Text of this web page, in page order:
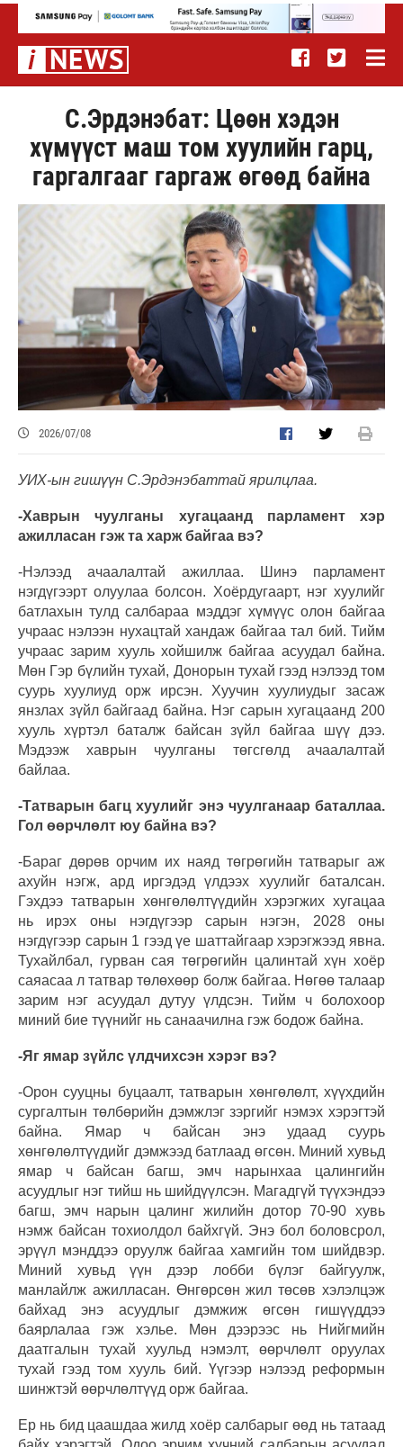
С.Эрдэнэбат: Цөөн хэдэн
хүмүүст маш том хуулийн гарц,
гаргалгааг гаргаж өгөөд байна
2026/07/08
УИХ-ын гишүүн С.Эрдэнэбаттай ярилцлаа.
-Хаврын чуулганы хугацаанд парламент хэр
ажилласан гэж та харж байгаа вэ?
-Нэлээд ачаалалтай ажиллаа. Шинэ парламент
нэгдүгээрт олуулаа болсон. Хоёрдугаарт, нэг хуулийг
батлахын тулд салбараа мэддэг хүмүүс олон байгаа
учраас нэлээн нухацтай хандаж байгаа тал бий. Тийм
учраас зарим хууль хойшилж байгаа асуудал байна.
Мөн Гэр бүлийн тухай, Донорын тухай гээд нэлээд том
суурь хуулиуд орж ирсэн. Хуучин хуулиудыг засаж
янзлах зүйл байгаад байна. Нэг сарын хугацаанд 200
хууль хүртэл баталж байсан зүйл байгаа шүү дээ.
Мэдээж хаврын чуулганы төгсгөлд ачаалалтай
байлаа.
-Татварын багц хуулийг энэ чуулганаар баталлаа.
Гол өөрчлөлт юу байна вэ?
-Бараг дөрөв орчим их наяд төгрөгийн татварыг аж
ахуйн нэгж, ард иргэдэд үлдээх хуулийг баталсан.
Гэхдээ татварын хөнгөлөлтүүдийн хэрэгжих хугацаа
нь ирэх оны нэгдүгээр сарын нэгэн, 2028 оны
нэгдүгээр сарын 1 гээд үе шаттайгаар хэрэгжээд явна.
Тухайлбал, гурван сая төгрөгийн цалинтай хүн хоёр
саяасаа л татвар төлөхөөр болж байгаа. Нөгөө талаар
зарим нэг асуудал дутуу үлдсэн. Тийм ч болохоор
миний бие түүнийг нь санаачилна гэж бодож байна.
-Яг ямар зүйлс үлдчихсэн хэрэг вэ?
-Орон сууцны буцаалт, татварын хөнгөлөлт, хүүхдийн
сургалтын төлбөрийн дэмжлэг зэргийг нэмэх хэрэгтэй
байна. Ямар ч байсан энэ удаад суурь
хөнгөлөлтүүдийг дэмжээд батлаад өгсөн. Миний хувьд
ямар ч байсан багш, эмч нарынхаа цалингийн
асуудлыг нэг тийш нь шийдүүлсэн. Магадгүй түүхэндээ
багш, эмч нарын цалинг жилийн дотор 70-90 хувь
нэмж байсан тохиолдол байхгүй. Энэ бол боловсрол,
эрүүл мэнддээ оруулж байгаа хамгийн том шийдвэр.
Миний хувьд үүн дээр лобби бүлэг байгуулж,
манлайлж ажилласан. Өнгөрсөн жил төсөв хэлэлцэж
байхад энэ асуудлыг дэмжиж өгсөн гишүүддээ
баярлалаа гэж хэлье. Мөн дээрээс нь Нийгмийн
даатгалын тухай хуульд нэмэлт, өөрчлөлт оруулах
тухай гээд том хууль бий. Үүгээр нэлээд реформын
шинжтэй өөрчлөлтүүд орж байгаа.
Ер нь бид цаашдаа жилд хоёр салбарыг өөд нь татаад